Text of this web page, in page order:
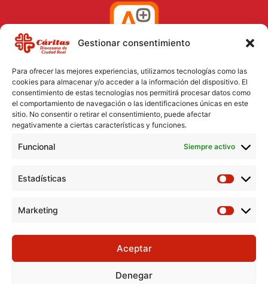
Gestionar consentimiento
Para ofrecer las mejores experiencias, utilizamos tecnologías como las
cookies para almacenar y/o acceder a la información del dispositivo. El
consentimiento de estas tecnologías nos permitirá procesar datos como
el comportamiento de navegación o las identificaciones únicas en este
sitio. No consentir o retirar el consentimiento, puede afectar
negativamente a ciertas características y funciones.
Funcional Siempre activo
Estadísticas
Marketing
Aceptar
Denegar
Aviso Legal
Política de Cookies